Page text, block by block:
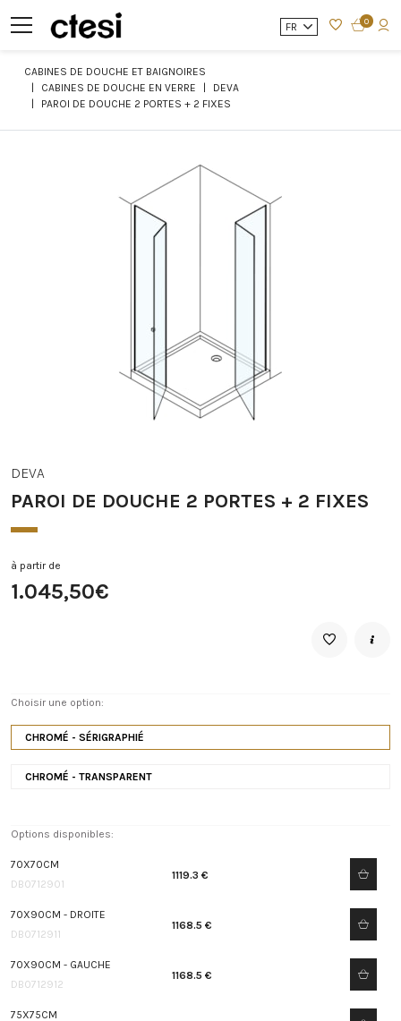
FR 0
CABINES DE DOUCHE ET BAIGNOIRES
CABINES DE DOUCHE EN VERRE
DEVA
PAROI DE DOUCHE 2 PORTES + 2 FIXES
DEVA
PAROI DE DOUCHE 2 PORTES + 2 FIXES
à partir de
1.045,50€
Choisir une option:
CHROMÉ - SÉRIGRAPHIÉ
CHROMÉ - TRANSPARENT
Options disponibles:
70X70CM
DB0712901
1119.3 €
70X90CM - DROITE
DB0712911
1168.5 €
70X90CM - GAUCHE
DB0712912
1168.5 €
75X75CM